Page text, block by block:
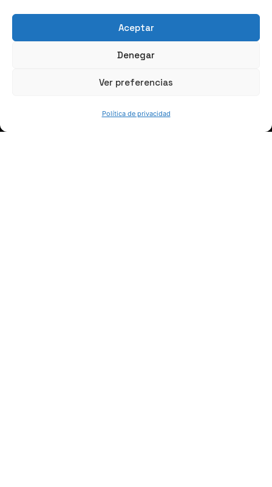
Aceptar
Denegar
Ver preferencias
Política de privacidad
Escríbenos